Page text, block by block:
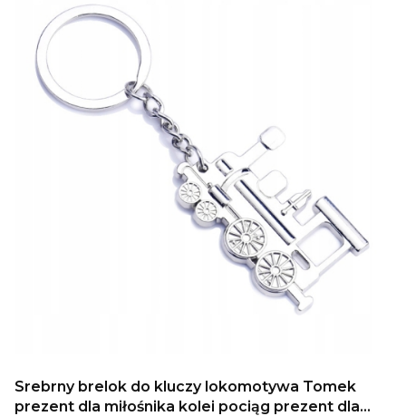
Srebrny brelok do kluczy lokomotywa Tomek
prezent dla miłośnika kolei pociąg prezent dla